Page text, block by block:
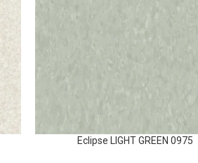
Eclipse LIGHT GREEN 0975